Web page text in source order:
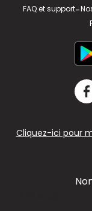
FAQ et support-
Cliquez-ici pour